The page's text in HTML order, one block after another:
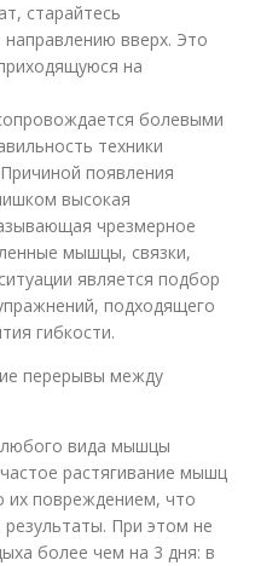
старайтесь
вверх. Это
на
болевыми
техники
появления
высокая
чрезмерное
мышцы, связки,
является подбор
подходящего
гибкости.
перерывы между
любого вида мышцы
растягивание мышц
их повреждением, что
При этом не
более чем на 3 дня: в